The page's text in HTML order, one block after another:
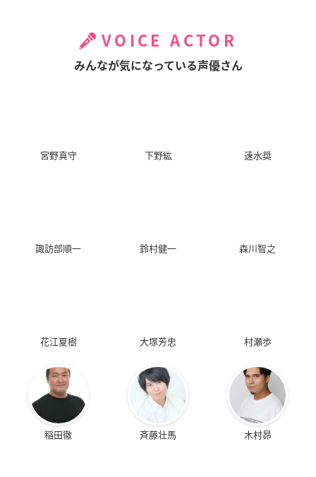
VOICE ACTOR
みんなが気になっている声優さん
宮野真守 下野紘 速水奨
諏訪部順一 鈴村健一 森川智之
花江夏樹 大塚芳忠 村瀬歩
稲田徹 斉藤壮馬 木村昴